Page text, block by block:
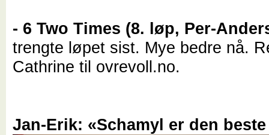
- 6 Two Times (8. løp, Per-
trengte løpet sist. Mye bedre nå.
Cathrine til ovrevoll.no.
Jan-Erik: «Schamyl er den